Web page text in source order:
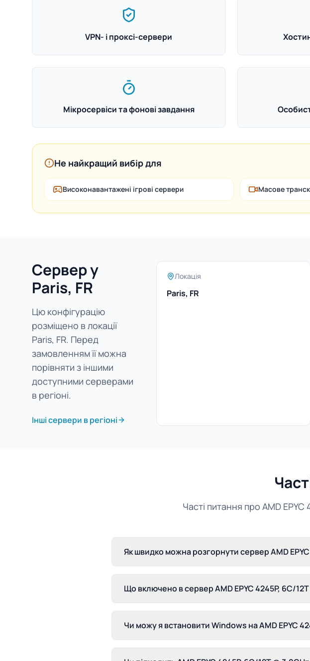
VPN- і проксі-сервери
Мікросервіси та фонові завдання
Не найкращий вибір для
Високонавантажені ігрові сервери Масове
Сервер у
Paris, FR
Цю конфігурацію
розміщено в локації
Paris, FR. Перед
замовленням її можна
порівняти з іншими
доступними серверами
в регіоні.
Інші сервери в регіоні
Локація
Paris, FR
Часті питання про AMD
Як швидко можна розгорнути сервер AMD
Що включено в сервер AMD EPYC 4245P, 6C/12T
Чи можу я встановити Windows на AMD EPYC